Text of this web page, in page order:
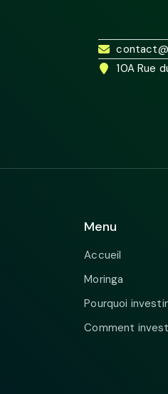
10A Rue
Menu
Accueil
Moringa
Pourquoi
Comment